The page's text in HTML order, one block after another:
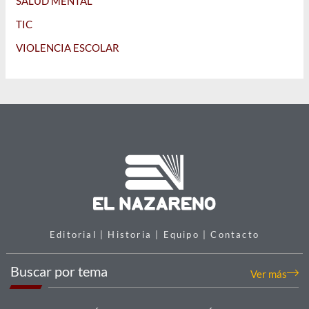
TIC
VIOLENCIA ESCOLAR
Editorial | Historia | Equipo | Contacto
Buscar por tema Ver más